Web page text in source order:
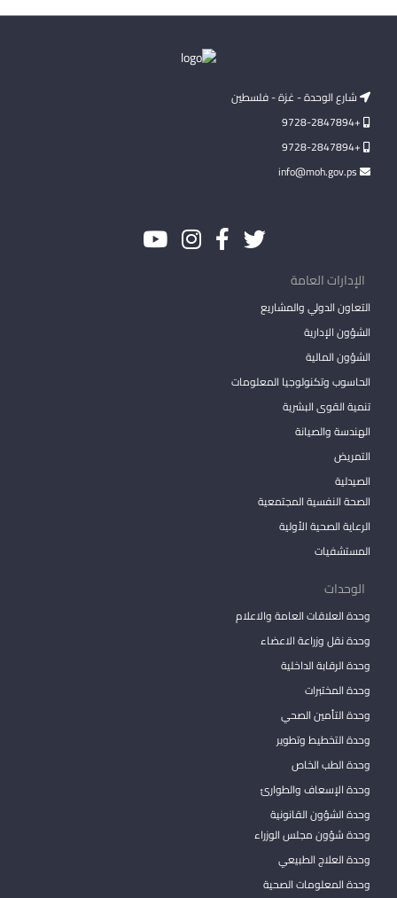
شارع الوحدة - غزة - فلسطين
+9728-2847894
+9728-2847894
الإدارات العامة
التعاون الدولي والمشاريع
الشؤون الإدارية
الشؤون المالية
الحاسوب وتكنولوجيا المعلومات
تنمية القوى البشرية
الهندسة والصيانة
التمريض
الصيدلية
الصحة النفسية المجتمعية
الرعاية الصحية الأولية
المستشفيات
الوحدات
وحدة العلاقات العامة والاعلام
وحدة نقل وزراعة الاعضاء
وحدة الرقابة الداخلية
وحدة المختبرات
وحدة التأمين الصحي
وحدة التخطيط وتطوير
وحدة الطب الخاص
وحدة الإسعاف والطوارئ
وحدة الشؤون القانونية
وحدة شؤون مجلس الوزراء
وحدة العلاج الطبيعي
وحدة المعلومات الصحية